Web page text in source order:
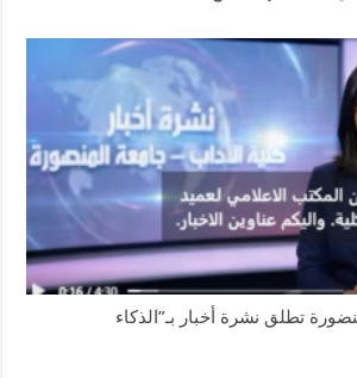
تطلق نشرة أخبار بـ”الذكاء